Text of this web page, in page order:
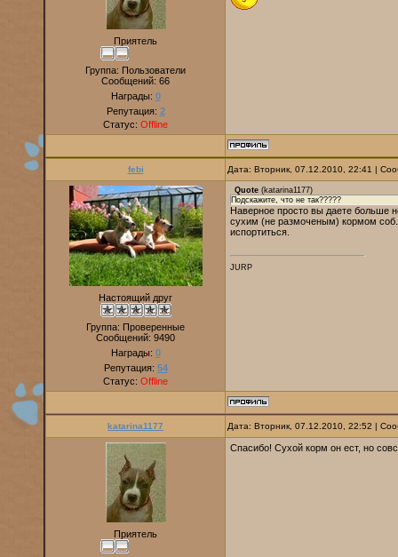
Приятель
Группа: Пользователи
Сообщений: 66
Награды: 0
Репутация: 2
Статус: Offline
febi Дата: Вторник, 07.12.2010, 22:41 |
Настоящий друг
Группа: Проверенные
Сообщений: 9490
Награды: 0
Репутация: 54
Статус: Offline
Quote (katarina1177)
Подскажите, что не так?????
Наверное просто вы даете больше
сухим (не размоченым) кормом
испортиться.
JURP
katarina1177 Дата: Вторник, 07.12.2010, 22:52 |
Приятель
Спасибо! Сухой корм он ест, но